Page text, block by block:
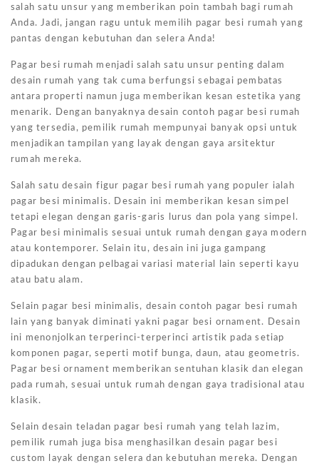
salah satu unsur yang memberikan poin tambah bagi rumah
Anda. Jadi, jangan ragu untuk memilih pagar besi rumah yang
pantas dengan kebutuhan dan selera Anda!
Pagar besi rumah menjadi salah satu unsur penting dalam
desain rumah yang tak cuma berfungsi sebagai pembatas
antara properti namun juga memberikan kesan estetika yang
menarik. Dengan banyaknya desain contoh pagar besi rumah
yang tersedia, pemilik rumah mempunyai banyak opsi untuk
menjadikan tampilan yang layak dengan gaya arsitektur
rumah mereka.
Salah satu desain figur pagar besi rumah yang populer ialah
pagar besi minimalis. Desain ini memberikan kesan simpel
tetapi elegan dengan garis-garis lurus dan pola yang simpel.
Pagar besi minimalis sesuai untuk rumah dengan gaya modern
atau kontemporer. Selain itu, desain ini juga gampang
dipadukan dengan pelbagai variasi material lain seperti kayu
atau batu alam.
Selain pagar besi minimalis, desain contoh pagar besi rumah
lain yang banyak diminati yakni pagar besi ornament. Desain
ini menonjolkan terperinci-terperinci artistik pada setiap
komponen pagar, seperti motif bunga, daun, atau geometris.
Pagar besi ornament memberikan sentuhan klasik dan elegan
pada rumah, sesuai untuk rumah dengan gaya tradisional atau
klasik.
Selain desain teladan pagar besi rumah yang telah lazim,
pemilik rumah juga bisa menghasilkan desain pagar besi
custom layak dengan selera dan kebutuhan mereka. Dengan